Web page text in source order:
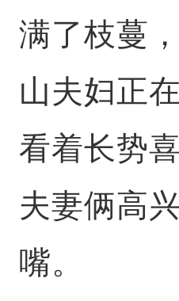
满了枝蔓
山夫妇正
看着长势
夫妻俩高
嘴。